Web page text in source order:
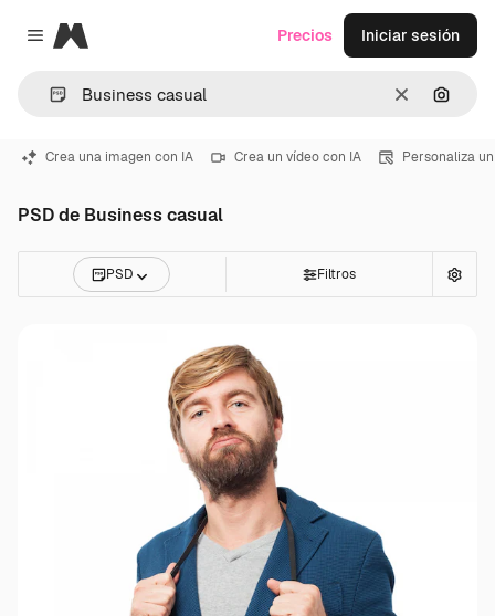
Close menu
Magnific
Borrar
Precios Iniciar sesión
Crea una imagen con IA Crea un vídeo con IA Personaliza
PSD de Business casual
PSD Filtros